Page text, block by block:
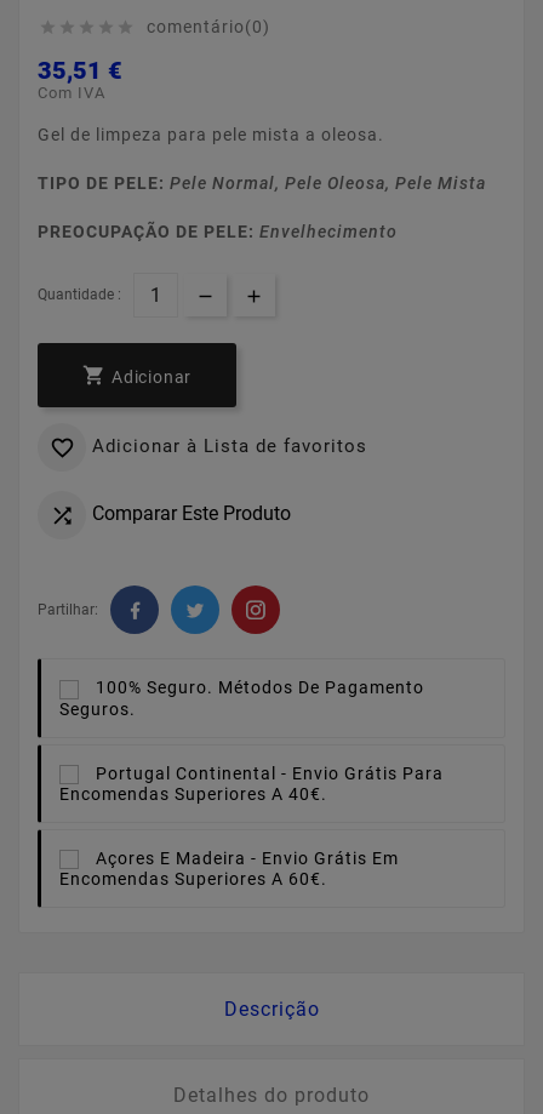
     comentário(0)
35,51 €
Com IVA
Gel de limpeza para pele mista a oleosa.
TIPO DE PELE: Pele Normal, Pele Oleosa, Pele Mista
PREOCUPAÇÃO DE PELE: Envelhecimento
Quantidade :
 Adicionar
 Adicionar à Lista de favoritos
 Comparar Este Produto
Partilhar:
100% Seguro. Métodos De Pagamento
Seguros.
Portugal Continental - Envio Grátis Para
Encomendas Superiores A 40€.
Açores E Madeira - Envio Grátis Em
Encomendas Superiores A 60€.
Descrição
Detalhes do produto